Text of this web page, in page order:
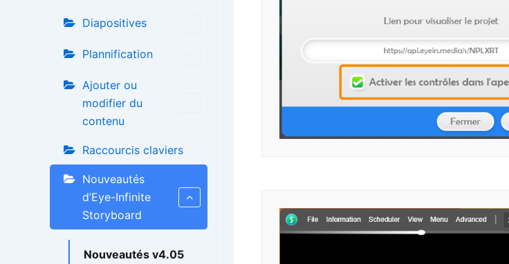
Diapositives
Plannification
Ajouter ou
modifier du
contenu
Raccourcis claviers
Nouveautés
d’Eye-Infinite
Storyboard
Nouveautés v4.05